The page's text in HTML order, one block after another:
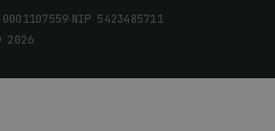
0001107559 NIP 5423485711
2026